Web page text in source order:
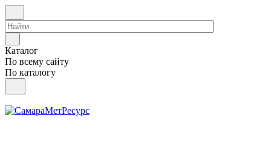
Каталог
По всему сайту
По каталогу